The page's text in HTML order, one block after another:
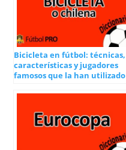
Bicicleta en fútbol: técnicas,
características y jugadores
famosos que la han utilizado